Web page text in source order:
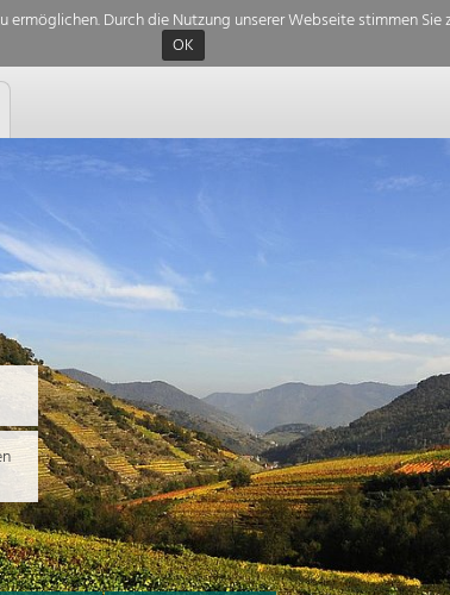
Durch die Nutzung unserer Webseite stimmen
OK